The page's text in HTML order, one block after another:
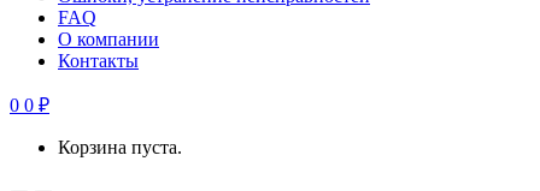
FAQ
О компании
Контакты
0 0 ₽
Корзина пуста.